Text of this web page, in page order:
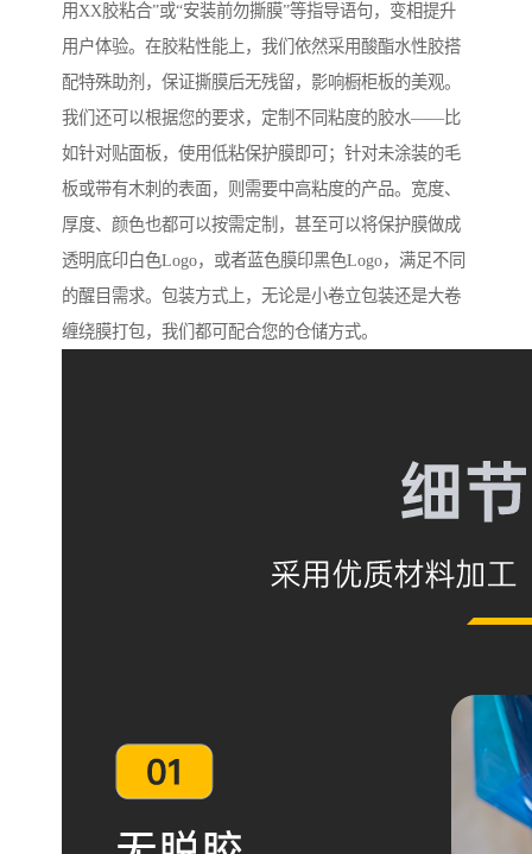
用XX胶粘合”或“安装前勿撕膜”等指导语句，变相提升
用户体验。在胶粘性能上，我们依然采用酸酯水性胶搭
配特殊助剂，保证撕膜后无残留，影响橱柜板的美观。
我们还可以根据您的要求，定制不同粘度的胶水——比
如针对贴面板，使用低粘保护膜即可；针对未涂装的毛
板或带有木刺的表面，则需要中高粘度的产品。宽度、
厚度、颜色也都可以按需定制，甚至可以将保护膜做成
透明底印白色Logo，或者蓝色膜印黑色Logo，满足不同
的醒目需求。包装方式上，无论是小卷立包装还是大卷
缠绕膜打包，我们都可配合您的仓储方式。